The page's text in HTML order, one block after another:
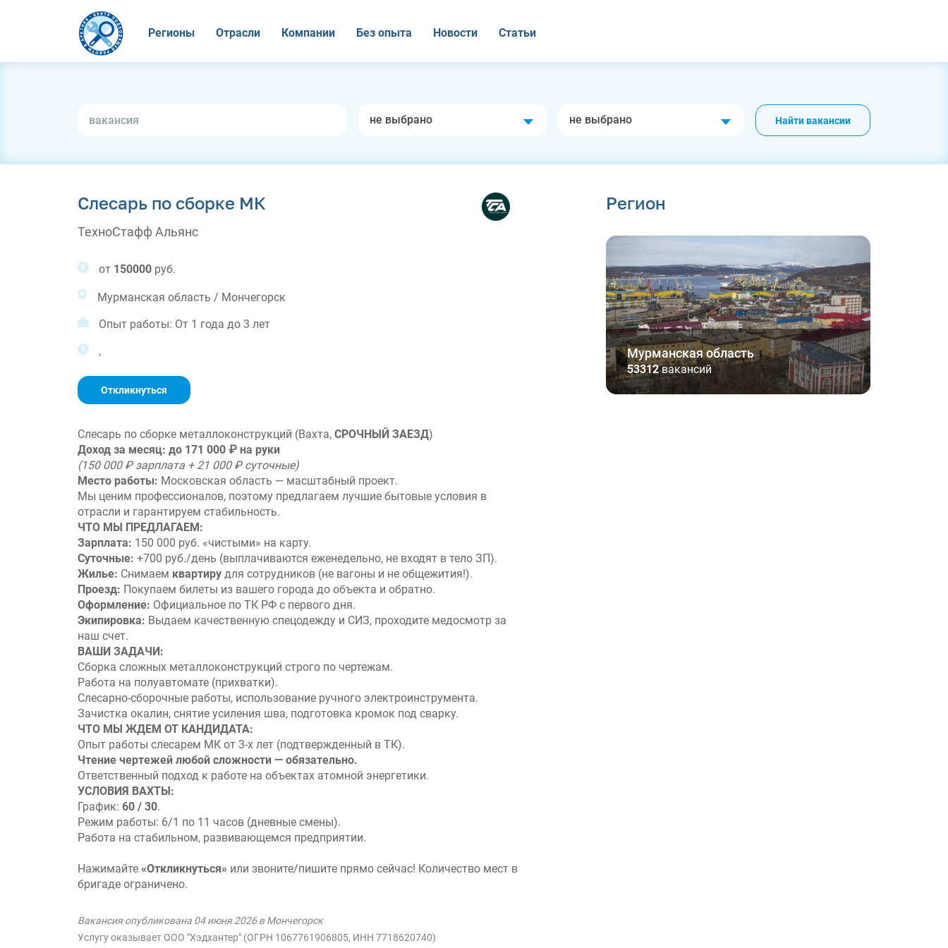
Регионы Отрасли Компании Без опыта Новости Статьи
не выбрано не выбрано Найти вакансии
Слесарь по сборке МК
ТехноСтафф Альянс
от 150000 руб.
Мурманская область / Мончегорск
Опыт работы: От 1 года до 3 лет
,
Откликнуться
Слесарь по сборке металлоконструкций (Вахта, СРОЧНЫЙ ЗАЕЗД)
Доход за месяц: до 171 000 ₽ на руки
(150 000 ₽ зарплата + 21 000 ₽ суточные)
Место работы: Московская область — масштабный проект.
Мы ценим профессионалов, поэтому предлагаем лучшие бытовые условия в
отрасли и гарантируем стабильность.
ЧТО МЫ ПРЕДЛАГАЕМ:
Зарплата: 150 000 руб. «чистыми» на карту.
Суточные: +700 руб./день (выплачиваются еженедельно, не входят в тело ЗП).
Жилье: Снимаем квартиру для сотрудников (не вагоны и не общежития!).
Проезд: Покупаем билеты из вашего города до объекта и обратно.
Оформление: Официальное по ТК РФ с первого дня.
Экипировка: Выдаем качественную спецодежду и СИЗ, проходите медосмотр за
наш счет.
ВАШИ ЗАДАЧИ:
Сборка сложных металлоконструкций строго по чертежам.
Работа на полуавтомате (прихватки).
Слесарно-сборочные работы, использование ручного электроинструмента.
Зачистка окалин, снятие усиления шва, подготовка кромок под сварку.
ЧТО МЫ ЖДЕМ ОТ КАНДИДАТА:
Опыт работы слесарем МК от 3-х лет (подтвержденный в ТК).
Чтение чертежей любой сложности — обязательно.
Ответственный подход к работе на объектах атомной энергетики.
УСЛОВИЯ ВАХТЫ:
График: 60 / 30.
Режим работы: 6/1 по 11 часов (дневные смены).
Работа на стабильном, развивающемся предприятии.
Нажимайте «Откликнуться» или звоните/пишите прямо сейчас! Количество мест в
бригаде ограничено.
Вакансия опубликована 04 июня 2026 в Мончегорск
Услугу оказывает ООО "Хэдхантер" (ОГРН 1067761906805, ИНН 7718620740)
Регион
Мурманская область
53312вакансий